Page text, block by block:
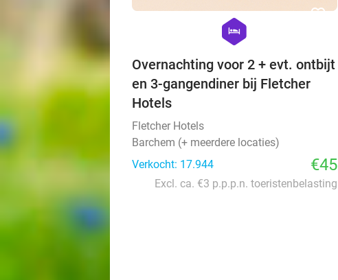
favorite_border
hexagon
hotel
Overnachting voor 2 + evt. ontbijt
en 3-gangendiner bij Fletcher
Hotels
Fletcher Hotels
Barchem (+ meerdere locaties)
Verkocht: 17.944
€45
Excl. ca. €3 p.p.p.n. toeristenbelasting